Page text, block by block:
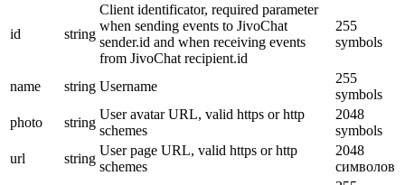
id string
Client identificator, required parameter
when sending events to JivoChat
sender.id and when receiving events
from JivoChat recipient.id
255
symbols
name string Username
255
symbols
photo
string
User avatar URL, valid https or http
schemes
2048
symbols
url
string
User page URL, valid https or http
schemes
2048
символов